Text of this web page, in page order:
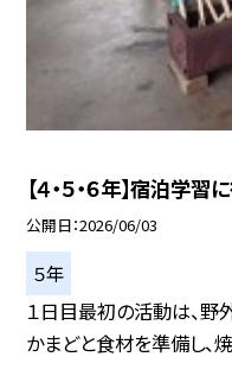
【４・５・６年】宿泊学
公開日 2026/06/03
５年
１日目最初の活動は、野
かまどと食材を準備し、